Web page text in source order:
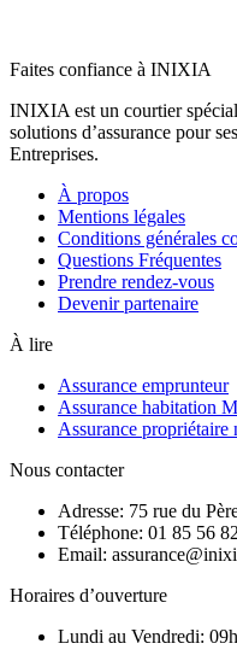
Faites confiance à INIXIA
INIXIA est un courtier
solutions d’assurance pour
Entreprises.
À propos
Mentions légales
Conditions générales
Questions Fréquentes
Prendre rendez-vous
Devenir partenaire
À lire
Assurance emprunteur
Assurance habitation
Assurance propriétaire
Nous contacter
Adresse: 75 rue du
Téléphone: 01 85 56
Email:
Horaires d’ouverture
Lundi au Vendredi: